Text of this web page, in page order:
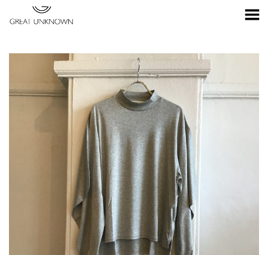
Toggle Menu